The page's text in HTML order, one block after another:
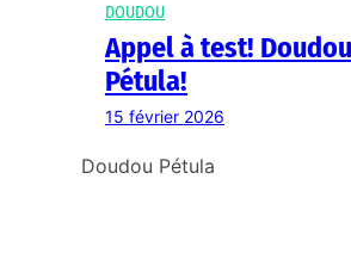
DOUDOU
Appel à test! Doudou
Pétula!
15 février 2026
Doudou Pétula